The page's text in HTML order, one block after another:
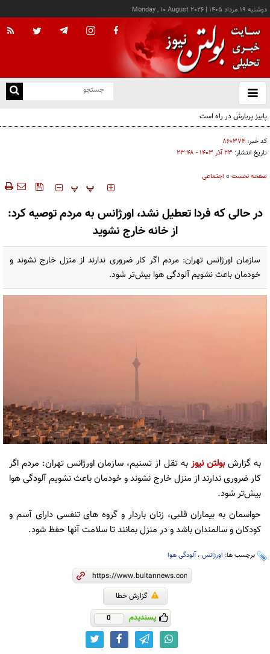
دوشنبه ۱۹ مرداد ۱۴۰۵ |
Monday , 10 August 2026
باز
و
کد خبر: ۸۶۰۳۷۴
تاریخ انتشار: ۲۳ آذر ۱۴۰۳ - ۲۳:۴۸
صفحه نخست » اجتماعی
‍‍‍ پ پ
در حالی که فردا تعطیل نشد، اورژانس به مردم توصیه کرد:
از خانه خارج نشوید
سازمان اورژانس تهران: مردم اگر کار ضروری ندارند از منزل خارج نشوند و
خودمان باعث نشویم آلودگی هوا بیش‌تر شود.
به گزارشبولتن نیوز به تقل از تسنیم، سازمان اورژانس تهران: مردم اگر
کار ضروری ندارند از منزل خارج نشوند و خودمان باعث نشویم آلودگی هوا
بیش‌تر شود.
حواسمان به بیماران قلبی، زنان باردار و گروه های تنفسی دارای آسم و
کودکان و سالمندان باشد و در منزل بمانند تا سلامت آنها حفظ شود.
برچسب ها: اورژانس ،آلودگی هوا
گزارش خطا
پسندیدم 0